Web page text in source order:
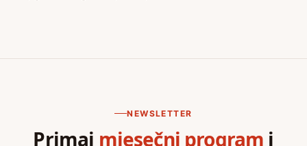
NEWSLETTER
Primaj mjesečni program i